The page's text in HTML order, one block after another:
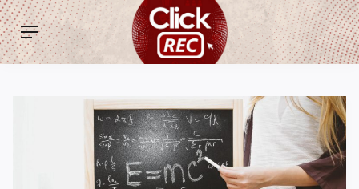
Skip
to
content
ClickREC
Menu